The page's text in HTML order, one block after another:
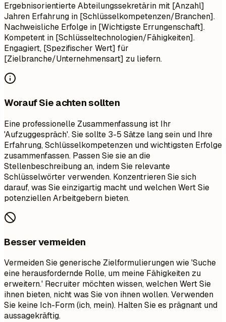
Ergebnisorientierte Abteilungssekretärin mit [Anzahl]
Jahren Erfahrung in [Schlüsselkompetenzen/Branchen].
Nachweisliche Erfolge in [Wichtigste Errungenschaft].
Kompetent in [Schlüsseltechnologien/Fähigkeiten].
Engagiert, [Spezifischer Wert] für
[Zielbranche/Unternehmensart] zu liefern.
Worauf Sie achten sollten
Eine professionelle Zusammenfassung ist Ihr
'Aufzuggespräch'. Sie sollte 3-5 Sätze lang sein und Ihre
Erfahrung, Schlüsselkompetenzen und wichtigsten Erfolge
zusammenfassen. Passen Sie sie an die
Stellenbeschreibung an, indem Sie relevante
Schlüsselwörter verwenden. Konzentrieren Sie sich
darauf, was Sie einzigartig macht und welchen Wert Sie
potenziellen Arbeitgebern bieten.
Besser vermeiden
Vermeiden Sie generische Zielformulierungen wie 'Suche
eine herausfordernde Rolle, um meine Fähigkeiten zu
erweitern.' Recruiter möchten wissen, welchen Wert Sie
ihnen bieten, nicht was Sie von ihnen wollen. Verwenden
Sie keine Ich-Form (ich, mein). Halten Sie es prägnant und
aussagekräftig.